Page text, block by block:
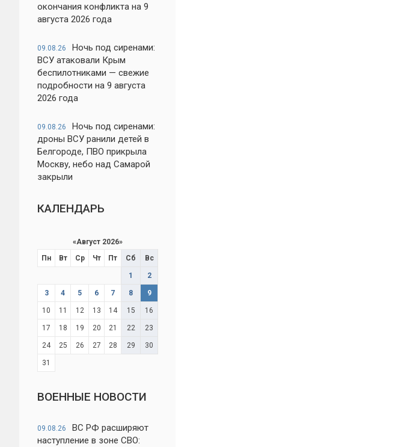
окончания конфликта на 9
августа 2026 года
09.08.26
Ночь под сиренами:
ВСУ атаковали Крым
беспилотниками — свежие
подробности на 9 августа
2026 года
09.08.26
Ночь под сиренами:
дроны ВСУ ранили детей в
Белгороде, ПВО прикрыла
Москву, небо над Самарой
закрыли
КАЛЕНДАРЬ
«Август 2026»
Пн
Вт Ср Чт Пт Сб Вс
1 2
3 4 5 6 7 8 9
10 11 12 13 14 15 16
17 18 19 20 21 22 23
24 25 26 27 28 29 30
31
ВОЕННЫЕ НОВОСТИ
09.08.26
ВС РФ расширяют
наступление в зоне СВО: